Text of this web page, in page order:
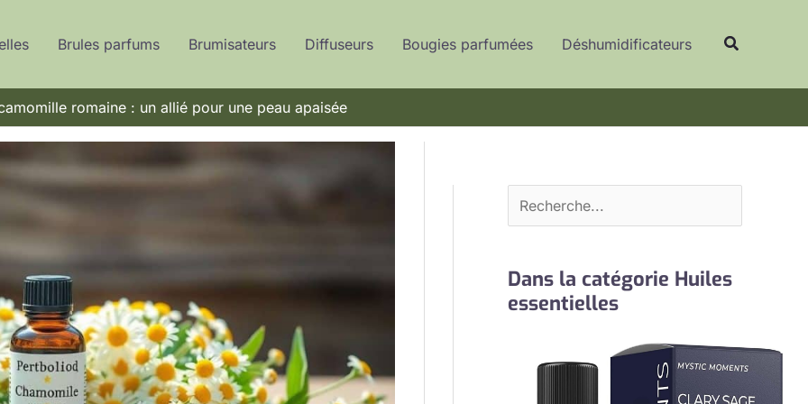
Brules parfums Brumisateurs Diffuseurs Bougies parfumées Déshumidificateurs
romaine : un allié pour une peau apaisée
e
e
c
r
Dans la catégorie Huiles
essentielles